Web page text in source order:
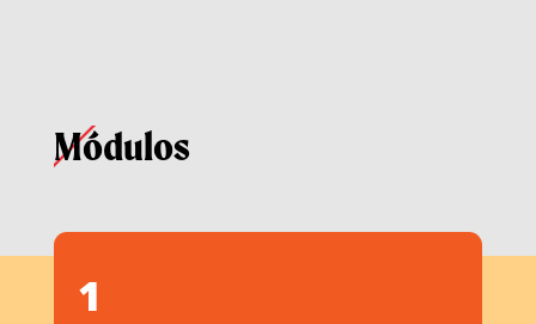
Módulos
1